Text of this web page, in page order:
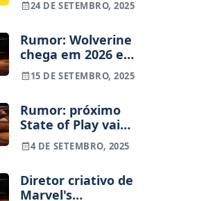
2026
24 DE SETEMBRO, 2025
Rumor: Wolverine
chega em 2026 e
spin-off de Venom
continua em
15 DE SETEMBRO, 2025
Rumor: próximo
State of Play vai
trazer novidades
de Marvel's
4 DE SETEMBRO, 2025
Diretor criativo de
Marvel's